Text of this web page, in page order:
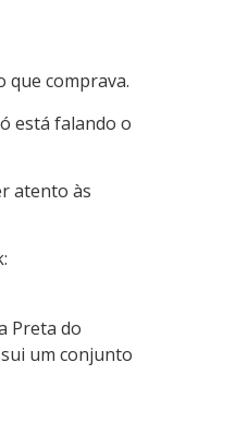
que comprava.
está falando o
atento às
Preta do
um conjunto